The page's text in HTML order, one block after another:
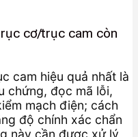
cơ/trục cam còn
cam hiệu quả nhất là
chứng, đọc mã lỗi,
mạch điện; cách
độ chính xác chẩn
này cần được xử lý